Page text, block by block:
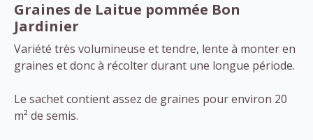
Graines de Laitue pommée Bon
Jardinier
Variété très volumineuse et tendre, lente à monter en
graines et donc à récolter durant une longue période.
Le sachet contient assez de graines pour environ 20
m² de semis.